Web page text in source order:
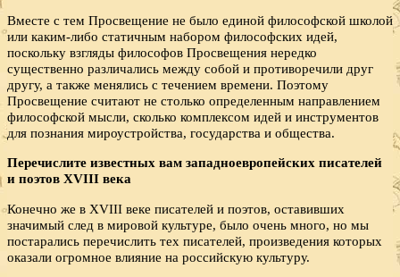
Вместе с тем Просвещение не было единой философской школой
или каким-либо статичным набором философских идей,
поскольку взгляды философов Просвещения нередко
существенно различались между собой и противоречили друг
другу, а также менялись с течением времени. Поэтому
Просвещение считают не столько определенным направлением
философской мысли, сколько комплексом идей и инструментов
для познания мироустройства, государства и общества.
Перечислите известных вам западноевропейских писателей
и поэтов XVIII века
Конечно же в XVIII веке писателей и поэтов, оставивших
значимый след в мировой культуре, было очень много, но мы
постарались перечислить тех писателей, произведения которых
оказали огромное влияние на российскую культуру.